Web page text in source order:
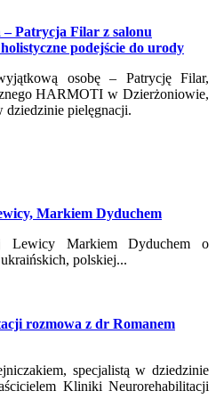
– Patrycja Filar z salonu
podejście do urody
osobę – Patrycję Filar,
HARMOTI w Dzierżoniowie,
dziedzinie pielęgnacji.
Markiem Dyduchem
Lewicy Markiem Dyduchem o
polskiej...
rozmowa z dr Romanem
specjalistą w dziedzinie
Kliniki Neurorehabilitacji